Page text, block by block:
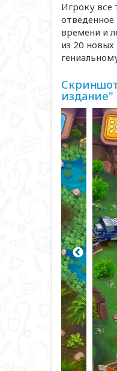
Игроку все
времени и
из 20
издание"